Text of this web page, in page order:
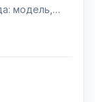
модель,